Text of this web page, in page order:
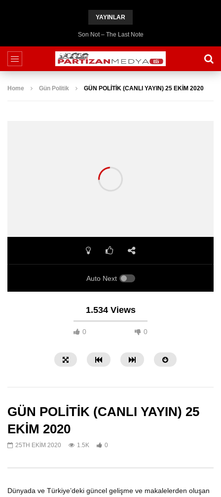
YAYINLAR
Son Not – The Last Note
Home Gün Politik GÜN POLİTİK (CANLI YAYIN) 25 EKİM 2020
Auto Next
1.534 Views
0 0
1ST KASIM 2021
8TH AĞUSTOS 2021
GÜN POLİTİK (CANLI YAYIN) 25
EKİM 2020
25TH EKIM 2020 1.5K 0
Dünyada ve Türkiye’deki güncel gelişme ve makalelerden oluşan